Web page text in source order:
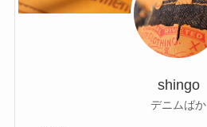
shingo
デニムばか